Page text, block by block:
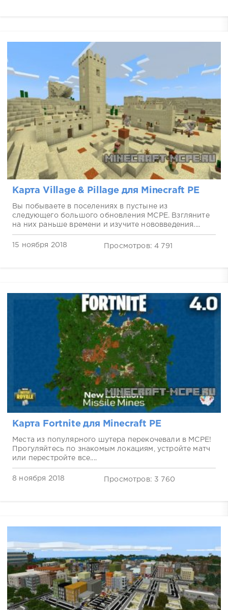
Карта Village & Pillage для Minecraft PE
Вы побываете в поселениях в пустыне из
следующего большого обновления MCPE. Взгляните
на них раньше времени и изучите нововведения....
15 ноября 2018 Просмотров: 4 791
Карта Fortnite для Minecraft PE
Места из популярного шутера перекочевали в MCPE!
Прогуляйтесь по знакомым локациям, устройте матч
или перестройте все....
8 ноября 2018 Просмотров: 3 760